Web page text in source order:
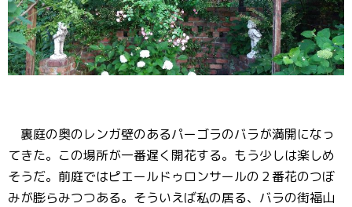
裏庭の奥のレンガ壁のあるパーゴラのバラが満開になっ
てきた。この場所が一番遅く開花する。もう少しは楽しめ
そうだ。前庭ではピエールドゥロンサールの２番花のつぼ
みが膨らみつつある。そういえば私の居る、バラの街福山